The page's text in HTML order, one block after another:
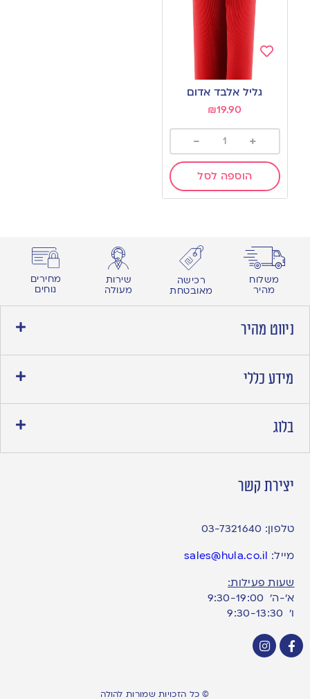
גליל אלבד אדום
₪19.90
+
-
הוספה לסל
משלוח
מהיר
רכישה
מאובטחת
שירות
מעולה
מחירים
נוחים
ניווט מהיר
מידע כללי
בלוג
יצירת קשר
טלפון: 03-7321640
מייל: sales@hula.co.il
שעות פעילות:
א’-ה’ 9:30-19:00
ו׳ 9:30-13:30
© כל הזכויות שמורות להולה